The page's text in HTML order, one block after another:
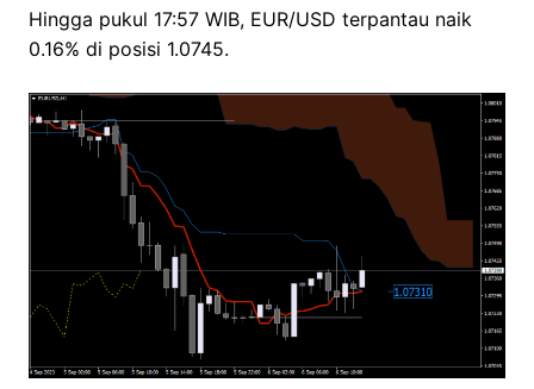
Hingga pukul 17:57 WIB, EUR/USD terpantau naik
0.16% di posisi 1.0745.